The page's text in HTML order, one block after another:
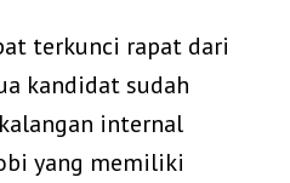
terkunci rapat dari
kandidat sudah
internal
yang memiliki